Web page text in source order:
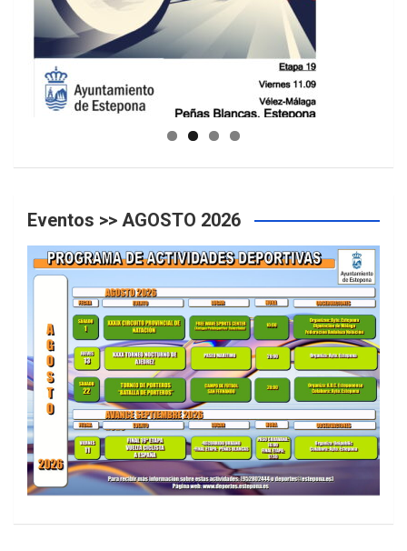
GUIA DE INSTALACIONES DEPORTIVAS
Eventos >> AGOSTO 2026